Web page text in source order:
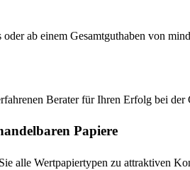
ab einem Gesamtguthaben von
Berater für Ihren Erfolg bei der
Papiere
alle Wertpapiertypen zu attraktiven